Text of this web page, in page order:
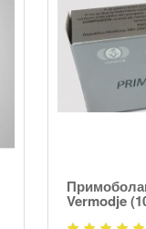
Vermodje